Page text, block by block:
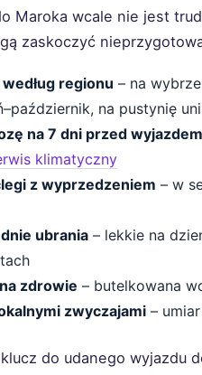
Maroka wcale nie jest
zaskoczyć
regionu – na
na pustynię
na 7 dni przed wyjazdem
klimatyczny
z wyprzedzeniem – w
ubrania – lekkie na
zdrowie – butelkowana
zwyczajami –
klucz do udanego wyjazdu